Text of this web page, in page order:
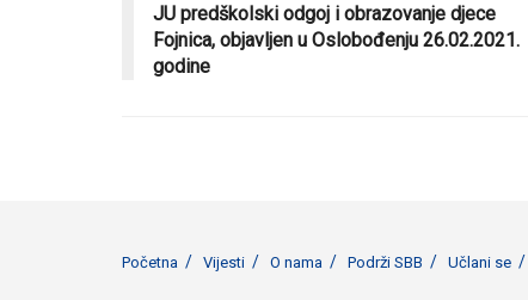
JU predškolski odgoj i obrazovanje djece
Fojnica, objavljen u Oslobođenju 26.02.2021.
godine
Početna Vijesti O nama Podrži SBB Učlani se